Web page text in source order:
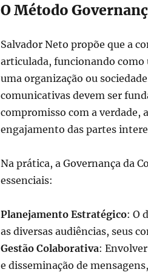
O Método
Salvador Neto propõe que a
articulada, funcionando como
uma organização ou
comunicativas devem ser
compromisso com a verdade,
engajamento das partes
Na prática, a Governança da
essenciais:
Planejamento Estratégico: O
as diversas audiências, seus
Gestão Colaborativa:
e disseminação de